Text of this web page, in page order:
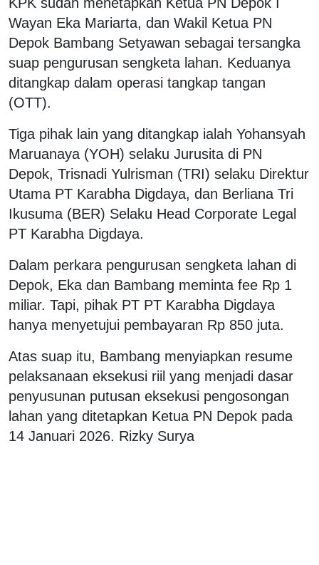
Wayan Eka Mariarta, dan Wakil Ketua PN
Depok Bambang Setyawan sebagai tersangka
suap pengurusan sengketa lahan. Keduanya
ditangkap dalam operasi tangkap tangan
(OTT).
Tiga pihak lain yang ditangkap ialah Yohansyah
Maruanaya (YOH) selaku Jurusita di PN
Depok, Trisnadi Yulrisman (TRI) selaku Direktur
Utama PT Karabha Digdaya, dan Berliana Tri
Ikusuma (BER) Selaku Head Corporate Legal
PT Karabha Digdaya.
Dalam perkara pengurusan sengketa lahan di
Depok, Eka dan Bambang meminta fee Rp 1
miliar. Tapi, pihak PT PT Karabha Digdaya
hanya menyetujui pembayaran Rp 850 juta.
Atas suap itu, Bambang menyiapkan resume
pelaksanaan eksekusi riil yang menjadi dasar
penyusunan putusan eksekusi pengosongan
lahan yang ditetapkan Ketua PN Depok pada
14 Januari 2026. Rizky Surya